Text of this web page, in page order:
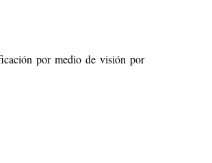
por medio de visión por